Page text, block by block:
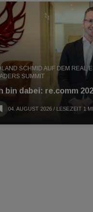
SCHMID AUF DEM REAL
SUMMIT
bin dabei: re.comm
04. AUGUST 2026 / LESEZEIT 1